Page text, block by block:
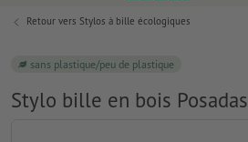
Retour vers Stylos à bille écologiques
sans plastique/peu de plastique
Stylo bille en bois Posadas